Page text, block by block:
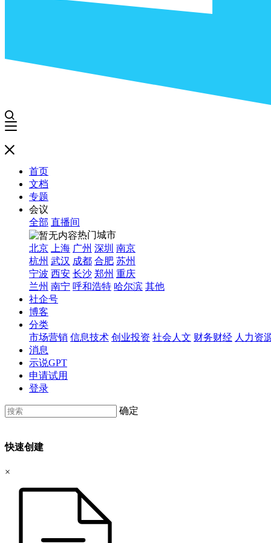
首页
文档
专题
会议
全部 直播间
热门城市
北京
上海 广州 深圳 南京
杭州 武汉 成都 合肥 苏州
宁波 西安 长沙 郑州 重庆
兰州 南宁 呼和浩特 哈尔滨 其他
社企号
博客
分类
市场营销 信息技术 创业投资 社会人文 财务财经 人力资
消息
示说GPT
申请试用
登录
确定
快速创建
×